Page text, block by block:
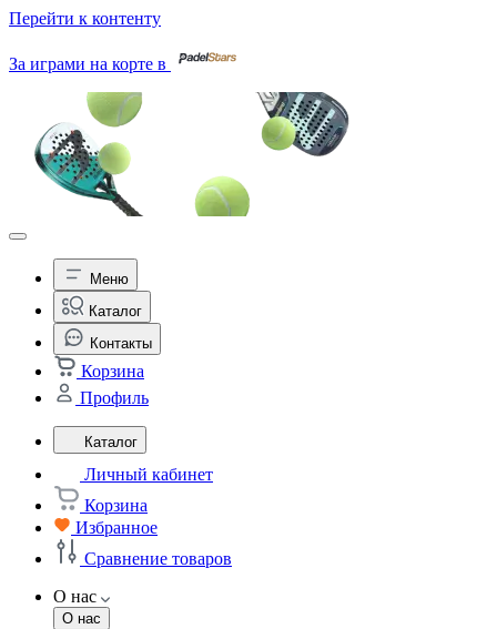
Перейти к контенту
За играми на корте в
Меню
Каталог
Контакты
Корзина
Профиль
Каталог
Личный кабинет
Корзина
Избранное
Сравнение товаров
О нас
О нас